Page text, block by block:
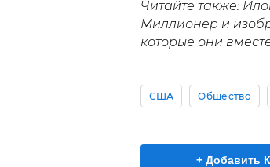
Читайте также:
Миллионер и
которые они
США Общество
+ Добавить